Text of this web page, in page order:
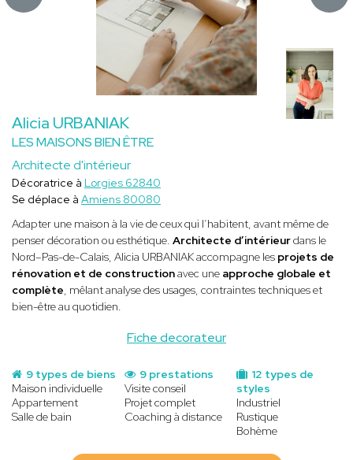
Alicia URBANIAK
LES MAISONS BIEN ÊTRE
Architecte d'intérieur
Fiche decorateur
Décoratrice à Lorgies 62840
Se déplace à Amiens 80080
Adapter une maison à la vie de ceux qui l’habitent, avant même de
penser décoration ou esthétique. Architecte d’intérieurdans le
Nord–Pas-de-Calais, Alicia URBANIAK accompagne les projets de
rénovation et de constructionavec une approche globale et
complète , mêlant analyse des usages, contraintes techniques et
bien-être au quotidien.
9 types de biens
Maison individuelle
Appartement
Salle de bain
12 types de
styles
Industriel
Rustique
Bohème
9 prestations
Visite conseil
Projet complet
Coaching à distance